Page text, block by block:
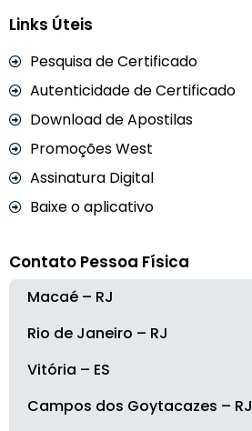
Links Úteis
Pesquisa de Certificado
Autenticidade de Certificado
Download de Apostilas
Promoções West
Assinatura Digital
Baixe o aplicativo
Contato Pessoa Física
Macaé – RJ
Rio de Janeiro – RJ
Vitória – ES
Campos dos Goytacazes – RJ